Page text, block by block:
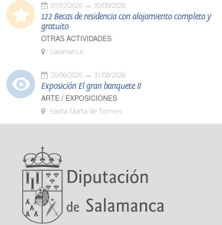
01/07/2026 30/09/2026
122 Becas de residencia con alojamiento completo y
gratuito
OTRAS ACTIVIDADES
Salamanca
26/06/2026 31/08/2026
Exposición El gran banquete II
ARTE / EXPOSICIONES
Santa Marta de Tormes